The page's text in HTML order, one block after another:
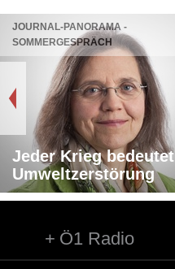
JOURNAL-PANORAMA -
SOMMERGESPRÄCH
Jeder Krieg bedeutet
Umweltzerstörung
Ö1 Radio